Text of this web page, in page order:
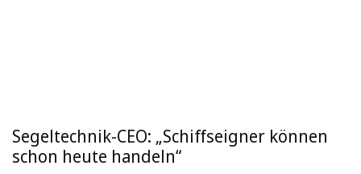
Segeltechnik-CEO: „Schiffseigner können
schon heute handeln“